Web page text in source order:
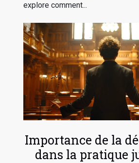
explore comment...
Importance de la
dans la pratique